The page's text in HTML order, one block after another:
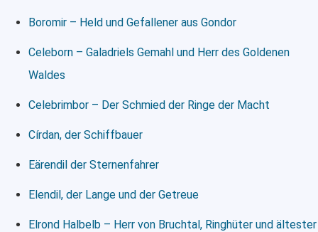
Boromir – Held und Gefallener aus Gondor
Celeborn – Galadriels Gemahl und Herr des Goldenen
Waldes
Celebrimbor – Der Schmied der Ringe der Macht
Círdan, der Schiffbauer
Eärendil der Sternenfahrer
Elendil, der Lange und der Getreue
Elrond Halbelb – Herr von Bruchtal, Ringhüter und ältester